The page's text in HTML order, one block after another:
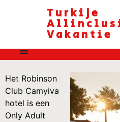
Turkije
Vakantie
Het Robinson
Club Camyiva
hotel is een
Only Adult